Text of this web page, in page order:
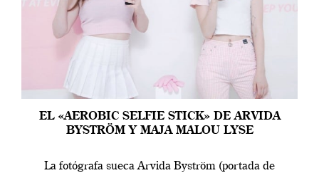
EL «AEROBIC SELFIE STICK» DE ARVIDA
BYSTRÖM Y MAJA MALOU LYSE
La fotógrafa sueca Arvida Byström (portada de